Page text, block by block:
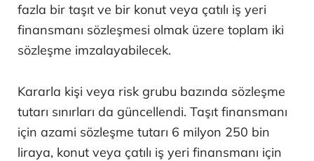
fazla bir taşıt ve bir konut veya çatılı iş yeri
finansmanı sözleşmesi olmak üzere toplam iki
sözleşme imzalayabilecek.
Kararla kişi veya risk grubu bazında sözleşme
tutarı sınırları da güncellendi. Taşıt finansmanı
için azami sözleşme tutarı 6 milyon 250 bin
liraya, konut veya çatılı iş yeri finansmanı için